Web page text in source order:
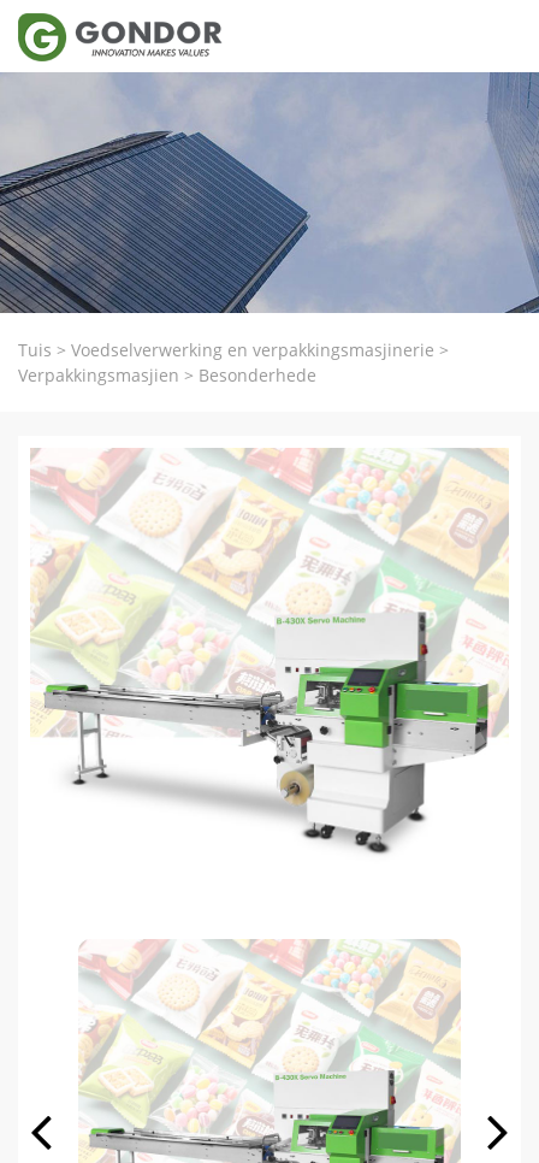
Tuis > Voedselverwerking en verpakkingsmasjinerie >
Verpakkingsmasjien > Besonderhede